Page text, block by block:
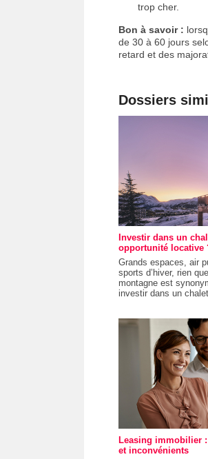
trop cher.
Bon à savoir :
de 30 à 60 jours
retard et des
Dossiers
Investir dans un
opportunité locative
Grands espaces, air
sports d’hiver, rien
montagne est
investir dans un
Leasing immobilier
et inconvénients